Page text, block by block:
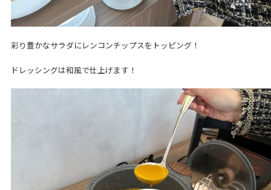
彩り豊かなサラダにレンコンチップスをトッピング！
ドレッシングは和風で仕上げます！